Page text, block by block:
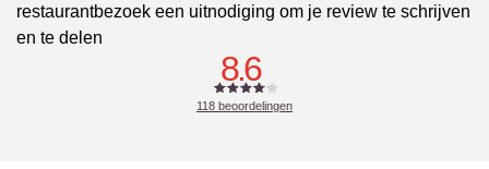
restaurantbezoek een uitnodiging om je review te schrijven
en te delen
8.6
118 beoordelingen